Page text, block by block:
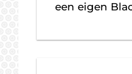
een eigen